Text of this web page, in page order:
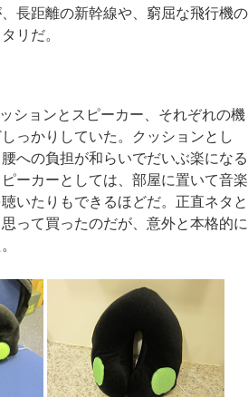
長距離の新幹線や、窮屈な飛行機の
リだ。
ションとスピーカー、それぞれの機
っかりしていた。クッションとし
への負担が和らいでだいぶ楽になる
ーカーとしては、部屋に置いて音楽
いたりもできるほどだ。正直ネタと
って買ったのだが、意外と本格的に